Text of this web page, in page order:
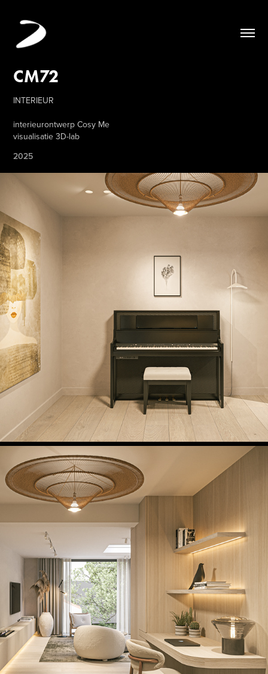
CM72
INTERIEUR
interieurontwerp Cosy Me
visualisatie 3D-lab
2025